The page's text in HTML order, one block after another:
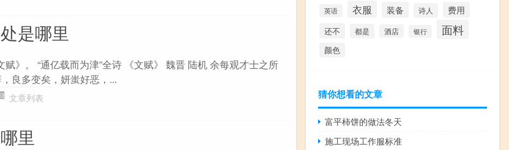
是哪里
赋》。 “通亿载而为津”全诗 《文赋》 魏晋 陆机 余每观才士之所
良多变矣，妍蚩好恶，...
文章列表
里
英语 衣服 装备 诗人 费用
还不 都是 酒店 银行 面料
颜色
猜你想看的文章
富平柿饼的做法冬天
施工现场工作服标准